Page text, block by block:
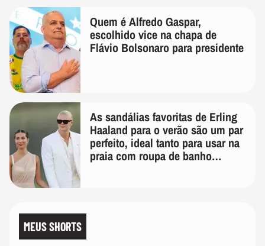
Quem é Alfredo Gaspar,
escolhido vice na chapa de
Flávio Bolsonaro para presidente
As sandálias favoritas de Erling
Haaland para o verão são um par
perfeito, ideal tanto para usar na
praia com roupa de banho
MEUS SHORTS